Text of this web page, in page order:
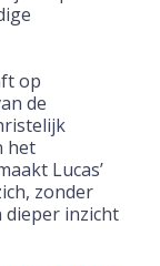
op
de
het
Lucas’
zonder
dieper inzicht